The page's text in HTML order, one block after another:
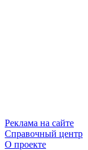
Реклама на сайте
Справочный центр
О проекте